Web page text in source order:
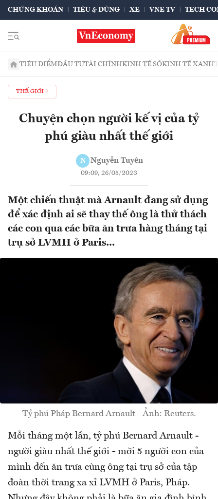
CHỨNG KHOÁN TIÊU & DÙNG XE VNE TV TECH
TIÊU ĐIỂMĐẦU TƯTÀI CHÍNHKINH TẾ SỐKINH TẾ XANH
THẾ GIỚI
Chuyện chọn người kế vị của tỷ
phú giàu nhất thế giới
N Nguyễn Tuyên
09:09, 26/05/2023
Một chiến thuật mà Arnault đang sử dụng
để xác định ai sẽ thay thế ông là thử thách
các con qua các bữa ăn trưa hàng tháng tại
trụ sở LVMH ở Paris...
Tỷ phú Pháp Bernard Arnault - Ảnh: Reuters.
Mỗi tháng một lần, tỷ phú Bernard Arnault -
người giàu nhất thế giới - mời 5 người con của
mình đến ăn trưa cùng ông tại trụ sở của tập
đoàn thời trang xa xỉ LVMH ở Paris, Pháp.